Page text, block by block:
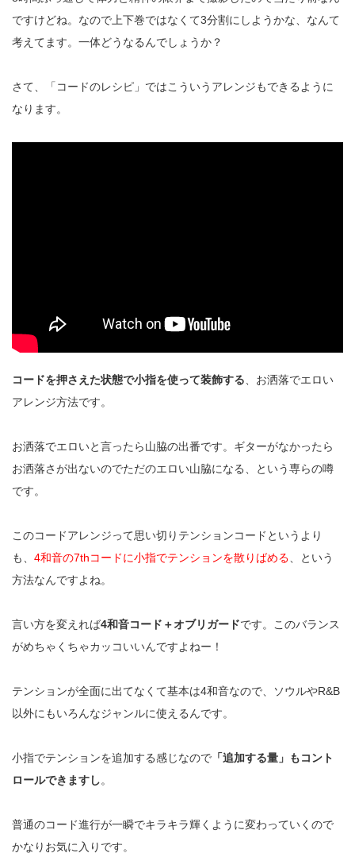
ですけどね。なので上下巻ではなくて3分割にしようかな、なんて
考えてます。一体どうなるんでしょうか？
さて、「コードのレシピ」ではこういうアレンジもできるように
なります。
コードを押さえた状態で小指を使って装飾する 、お洒落でエロい
アレンジ方法です。
お洒落でエロいと言ったら山脇の出番です。ギターがなかったら
お洒落さが出ないのでただのエロい山脇になる、という専らの噂
です。
このコードアレンジって思い切りテンションコードというより
も、 4和音の7thコードに小指でテンションを散りばめる 、という
方法なんですよね。
言い方を変えれば4和音コード＋オブリガードです。このバランス
がめちゃくちゃカッコいいんですよねー！
テンションが全面に出てなくて基本は4和音なので、ソウルやR&B
以外にもいろんなジャンルに使えるんです。
小指でテンションを追加する感じなので 「追加する量」もコント
ロールできますし。
普通のコード進行が一瞬でキラキラ輝くように変わっていくので
かなりお気に入りです。